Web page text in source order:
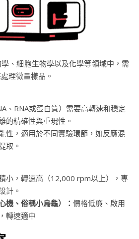
、細胞生物學以及化學等領域中，需
理微量樣品。
、RNA或蛋白質）需要高轉速和穩定
的精確性與重現性。
性，適用於不同實驗環節，如反應混
取。
小，轉速高（12,000 rpm以上），專
計。
機、俗稱小烏龜）： 價格低廉、啟用
轉速適中